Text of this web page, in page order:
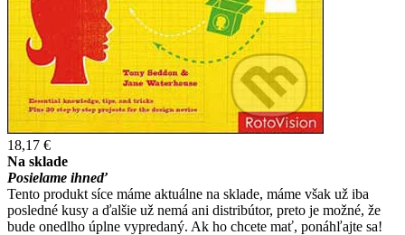
18,17 €
Na sklade
Posielame ihneď
Tento produkt síce máme aktuálne na sklade, máme však už iba
posledné kusy a ďalšie už nemá ani distribútor, preto je možné, že
bude onedlho úplne vypredaný. Ak ho chcete mať, ponáhľajte sa!